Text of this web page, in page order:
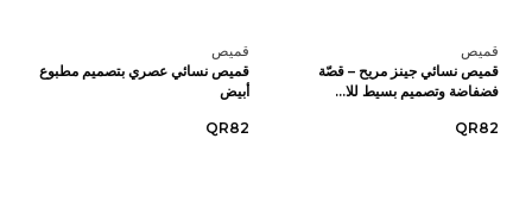
قميص
قميص نسائي جينز مريح – قصّة
فضفاضة وتصميم بسيط للا...
QR82
قميص
قميص نسائي عصري بتصميم مطبوع
أبيض
QR82